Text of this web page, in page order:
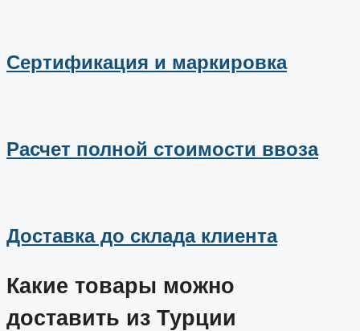
Сертификация и маркировка
Расчет полной стоимости ввоза
Доставка до склада клиента
Какие товары можно
доставить из Турции